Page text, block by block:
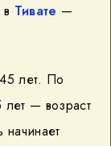
Тивате —
лет. По
— возраст